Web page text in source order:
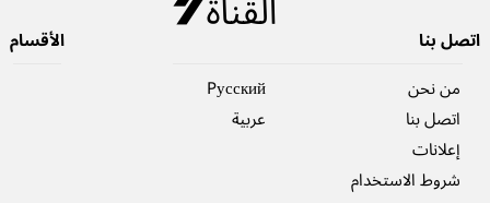
اتصل بنا
من نحن
اتصل بنا
إعلانات
شروط الاستخدام
Pусский
عربية
الأقسام